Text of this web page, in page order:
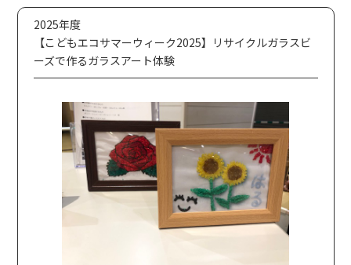
2025年度
【こどもエコサマーウィーク2025】リサイクルガラスビ
ーズで作るガラスアート体験